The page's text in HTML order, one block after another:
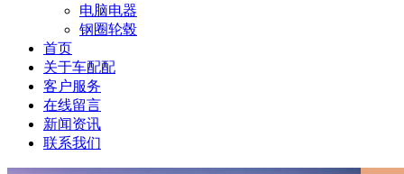
电脑电器
钢圈轮毂
首页
关于车配配
客户服务
在线留言
新闻资讯
联系我们